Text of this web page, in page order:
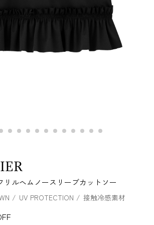
リルヘムノースリーブカットソー
UV PROTECTION 接触冷感素材